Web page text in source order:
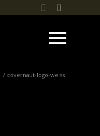
/ covernaut-logo-weiss